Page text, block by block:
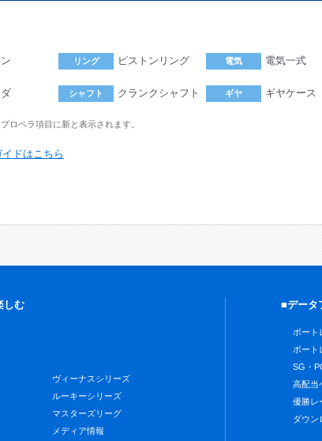
リング ピストンリング 電気 電気一式
シャフト クランクシャフト ギヤ ギヤケース
ロペラ項目に新と表示されます。
ドはこちら
しむ
ヴィーナスシリーズ
ルーキーシリーズ
マスターズリーグ
メディア情報
■データ
ボート
ボート
SG・
高配当
優勝レ
ダウン